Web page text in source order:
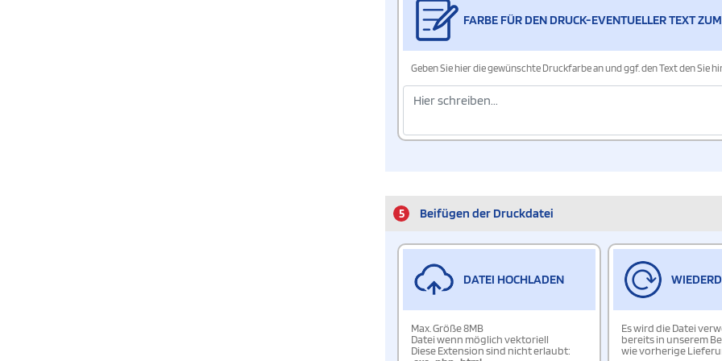
FARBE FÜR DEN DRUCK-EVENTUELLER TEXT
Geben Sie hier die gewünschte Druckfarbe an und ggf. den Text den Sie
5 Beifügen der Druckdatei
DATEI HOCHLADEN
Max. Größe 8MB
Datei wenn möglich vektoriell
Diese Extension sind nicht erlaubt:
Es wird die Datei
bereits in unserem
wie vorherige